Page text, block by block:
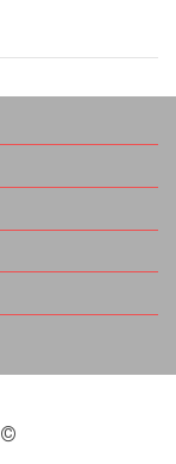
©